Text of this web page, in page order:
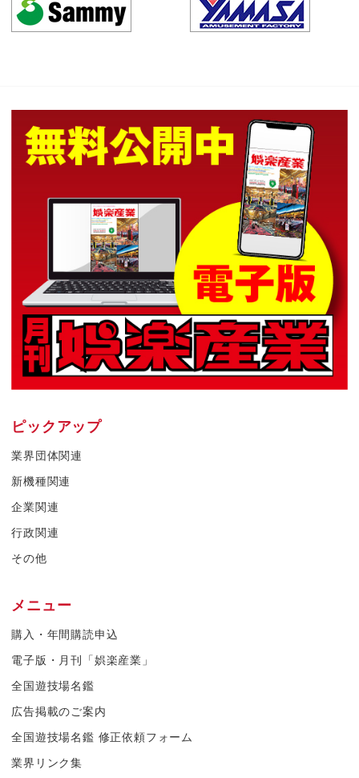
ピックアップ
業界団体関連
新機種関連
企業関連
行政関連
その他
メニュー
購入・年間購読申込
電子版・月刊「娯楽産業」
全国遊技場名鑑
広告掲載のご案内
全国遊技場名鑑 修正依頼フォーム
業界リンク集